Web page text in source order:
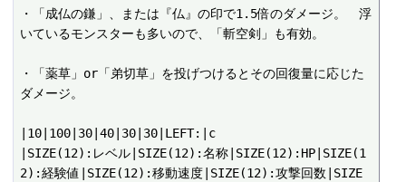
・「成仏の鎌」、または『仏』の印で1.5倍のダメージ。　浮
いているモンスターも多いので、「斬空剣」も有効。
・「薬草」or「弟切草」を投げつけるとその回復量に応じた
ダメージ。
|10|100|30|40|30|30|LEFT:|c
|SIZE(12):レベル|SIZE(12):名称|SIZE(12):HP|SIZE(1
2):経験値|SIZE(12):移動速度|SIZE(12):攻撃回数|SIZE